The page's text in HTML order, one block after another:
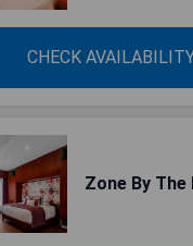
CHECK
Zone By The